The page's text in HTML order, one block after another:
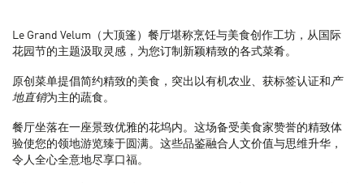
Le Grand Velum（大顶篷）餐厅堪称烹饪与美食创作工坊，从国际
花园节的主题汲取灵感，为您订制新颖精致的各式菜肴。
原创菜单提倡简约精致的美食，突出以有机农业、获标签认证和 产
地直销为主的蔬食。
餐厅坐落在一座景致优雅的花坞内。这场备受美食家赞誉的精致体
验使您的领地游览臻于圆满。这些品鉴融合人文价值与思维升华，
令人全心全意地尽享口福。